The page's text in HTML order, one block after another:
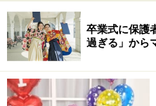
浴衣で慣れさせる事もでき
をはさむ形のサンダルな
ますよね。
■記念写真や美容院は予約を
卒業式に保護
過ぎる」から